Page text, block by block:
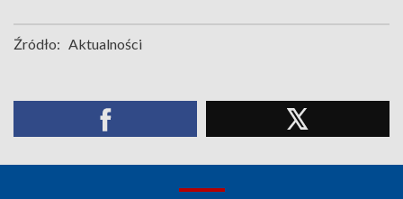
Źródło: Aktualności